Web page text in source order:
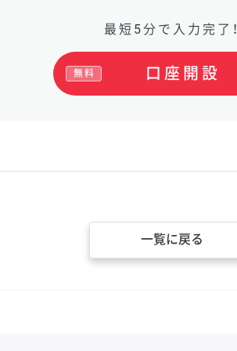
最短5分で入力完了！
口座開設
無料
一覧に戻る